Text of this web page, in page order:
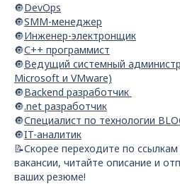
🔘DevOps
🔘SMM-менеджер
🔘Инженер-электронщик
🔘С++ программист
🔘Ведущий системный
Microsoft и VMware)
🔘Backend разработчик
🔘.net разработчик
🔘Специалист по технологии
🔘IT-аналитик
📝Скорее переходите по
вакансии, читайте описание и
ваших резюме!